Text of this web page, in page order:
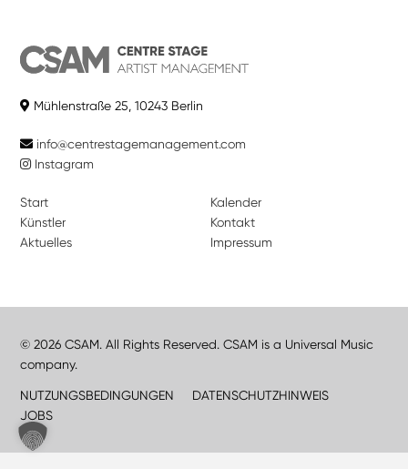
Mühlenstraße 25, 10243 Berlin
info@centrestagemanagement.com
Instagram
Start
Künstler
Aktuelles
Kalender
Kontakt
Impressum
© 2026 CSAM. All Rights Reserved. CSAM is a Universal Music
company.
NUTZUNGSBEDINGUNGEN
DATENSCHUTZHINWEIS
JOBS